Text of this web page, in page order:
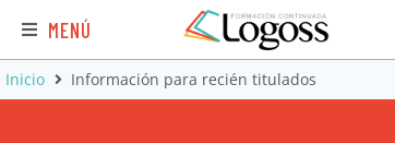
MENÚ
Inicio Información para recién titulados